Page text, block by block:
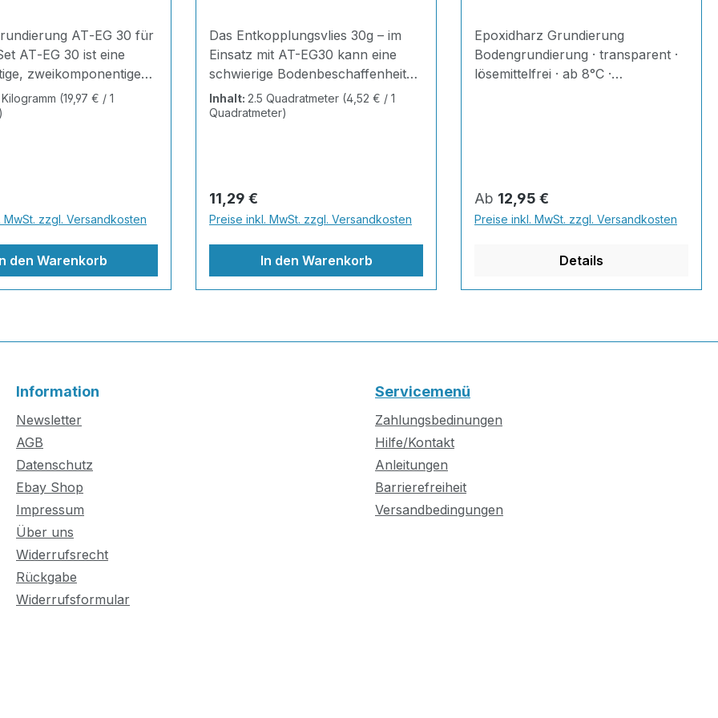
AT‑EG 30 für
AT‑EG 30 ist eine
zweikomponentige
entwickelt
Haftung, gleichmäßige
und wirkt zugleich
Wassersperre auf
Untergründen wie
oder Zementmörtel.
speziell abgestimmten
(19,97 € / 1
Preis:
MwSt. zzgl. Versandkosten
den Warenkorb
Das Entkopplungsvlies 30g – im
Einsatz mit AT-EG30 kann eine
schwierige Bodenbeschaffenheit
oft ausreichend verstärken .
Auserdem kann es als
anspruchsvolle Untergründe: Es
überbrückt Risse und Brüche,
saniert vorhandene Schäden und
dichtet gleichzeitig nach unten ab –
als sichere Basis für einen
dauerhaften Steinteppich-Belag.
Steinteppich-Schäden entstehen
Inhalt: 2.5 Quadratmeter (4,52 € / 1
Quadratmeter)
Regulärer Preis:
11,29 €
Preise inkl. MwSt. zzgl. Versandkosten
In den Warenkorb
Epoxidharz Grundierung
Bodengrundierung · transparent ·
lösemittelfrei · ab 8°C ·
✔ GERUCHSFREI | ✔
LÖSEMITTELFREI
Regulärer Preis:
Ab 12,95 €
Preise inkl. MwSt. zzgl. Versandkosten
Details
Information
Newsletter
AGB
Datenschutz
Ebay Shop
Impressum
Über uns
Widerrufsrecht
Rückgabe
Widerrufsformular
Servicemenü
Zahlungsbedinungen
Hilfe/Kontakt
Anleitungen
Barrierefreiheit
Versandbedingungen